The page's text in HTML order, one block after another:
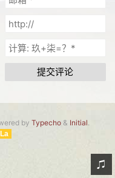
提交评论
by Typecho& Initial.